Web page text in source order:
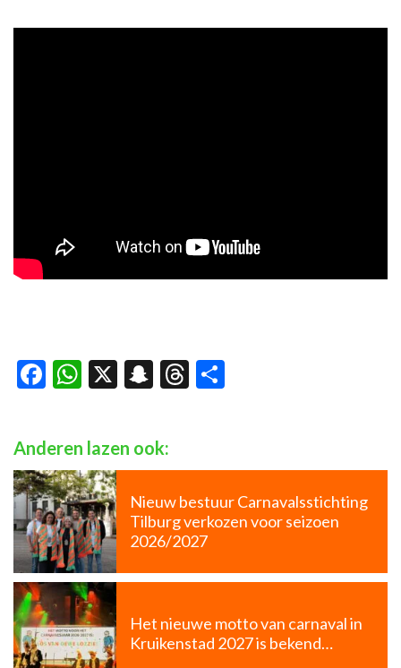
Facebook
WhatsApp
X Snapchat
Threads
Anderen lazen ook:
Nieuw bestuur Carnavalsstichting
Tilburg verkozen voor seizoen
2026/2027
Het nieuwe motto van carnaval in
Kruikenstad 2027 is bekend…